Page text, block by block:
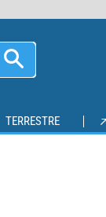
TERRESTRE